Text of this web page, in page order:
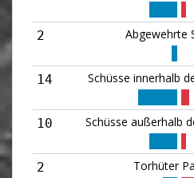
2 Abgewehrte
14 Schüsse innerhalb
10 Schüsse außerhalb
2 Torhüter